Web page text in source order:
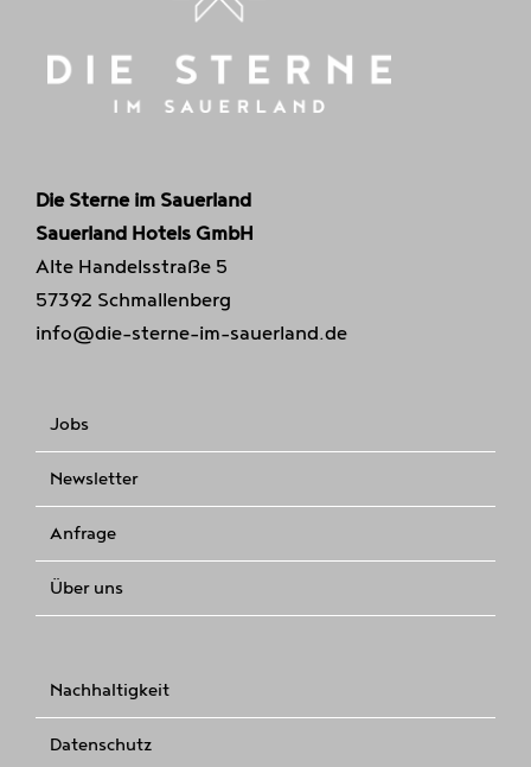
Die Sterne im Sauerland
Sauerland Hotels GmbH
Alte Handelsstraße 5
57392 Schmallenberg
info@die-sterne-im-sauerland.de
Jobs
Newsletter
Anfrage
Über uns
Nachhaltigkeit
Datenschutz